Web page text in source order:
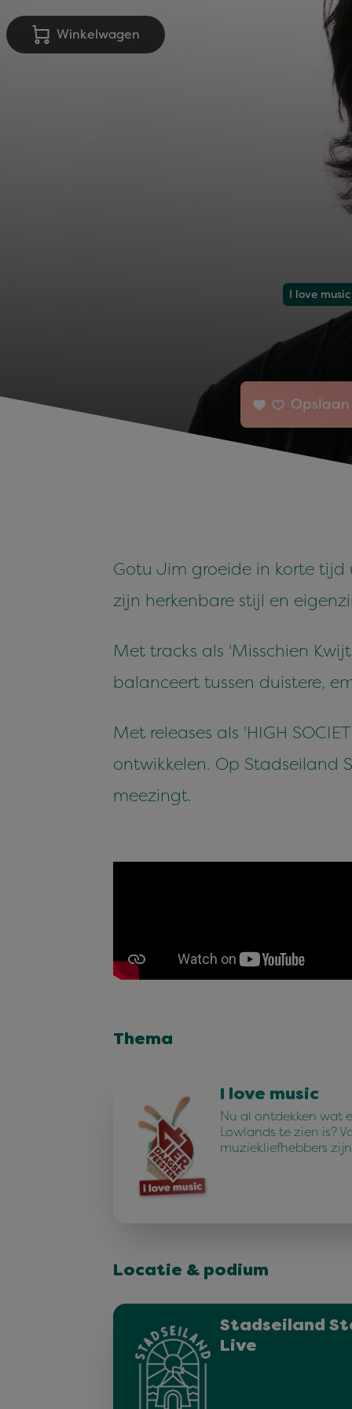
Winkelwagen
I love music
Gotu Jim groeide in korte
zijn herkenbare stijl en
Met tracks als 'Misschien
balanceert tussen duistere,
Met releases als 'HIGH
ontwikkelen. Op Stadseiland
meezingt.
Thema
I love music
Nu al ontdekken wat
Lowlands te zien is?
muziekliefhebbers
Locatie & podium
Stadseiland
Live